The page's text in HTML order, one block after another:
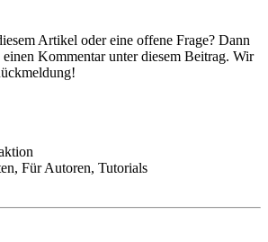
Artikel oder eine offene Frage? Dann
einen Kommentar unter diesem Beitrag. Wir
Für Autoren, Tutorials